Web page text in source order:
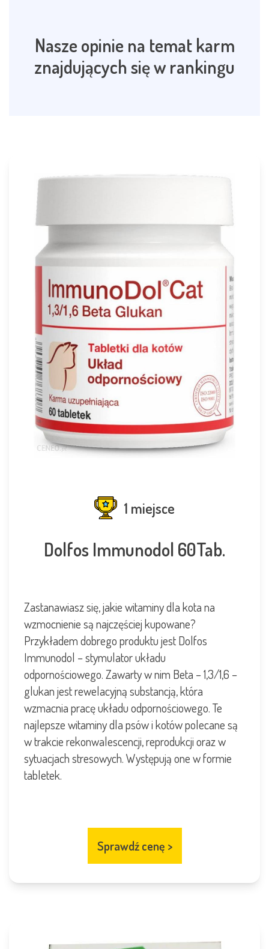
Nasze opinie na temat karm
znajdujących się w rankingu
1 miejsce
Dolfos Immunodol 60Tab.
Zastanawiasz się, jakie witaminy dla kota na
wzmocnienie są najczęściej kupowane?
Przykładem dobrego produktu jest Dolfos
Immunodol – stymulator układu
odpornościowego. Zawarty w nim Beta – 1,3/1,6 –
glukan jest rewelacyjną substancją, która
wzmacnia pracę układu odpornościowego. Te
najlepsze witaminy dla psów i kotów polecane są
w trakcie rekonwalescencji, reprodukcji oraz w
sytuacjach stresowych. Występują one w formie
tabletek.
Sprawdź cenę >